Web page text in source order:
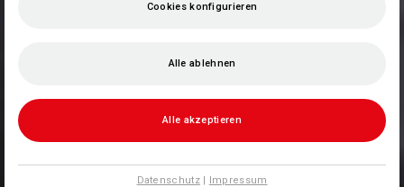
Cookies konfigurieren
Alle ablehnen
Alle akzeptieren
Datenschutz| Impressum